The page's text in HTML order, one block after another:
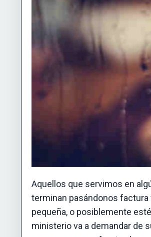
Aquellos que servimos en
terminan pasándonos factura
pequeña, o posiblemente
ministerio va a demandar de